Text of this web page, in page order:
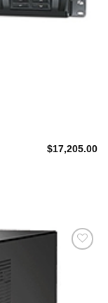
$17,205.00